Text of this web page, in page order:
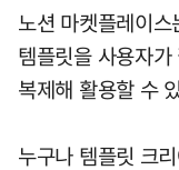
노션 마켓플레이
템플릿을 사용자
복제해 활용할 수
누구나 템플릿 크